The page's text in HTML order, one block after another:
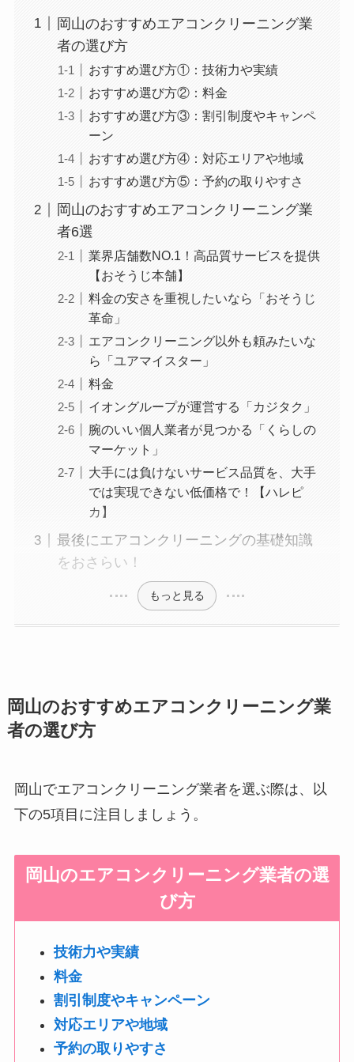
岡山のおすすめエアコンクリーニング業
者の選び方
おすすめ選び方①：技術力や実績
おすすめ選び方②：料金
おすすめ選び方③：割引制度やキャンペ
ーン
おすすめ選び方④：対応エリアや地域
おすすめ選び方⑤：予約の取りやすさ
岡山のおすすめエアコンクリーニング業
者6選
業界店舗数NO.1！高品質サービスを提供
【おそうじ本舗】
料金の安さを重視したいなら「おそうじ
革命」
エアコンクリーニング以外も頼みたいな
ら「ユアマイスター」
料金
イオングループが運営する「カジタク」
腕のいい個人業者が見つかる「くらしの
マーケット」
大手には負けないサービス品質を、大手
では実現できない低価格で！【ハレピ
カ】
最後にエアコンクリーニングの基礎知識
をおさらい！
もっと見る
岡山のおすすめエアコンクリーニング業
者の選び方
岡山でエアコンクリーニング業者を選ぶ際は、以
下の5項目に注目しましょう。
岡山のエアコンクリーニング業者の選
び方
技術力や実績
料金
割引制度やキャンペーン
対応エリアや地域
予約の取りやすさ